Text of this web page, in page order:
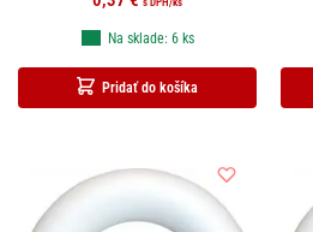
s DPH /ks
Pridať do košíka
Na sklade: 6 ks